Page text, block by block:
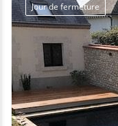
Jour de fermeture